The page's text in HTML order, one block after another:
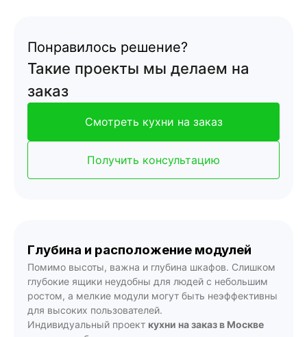
Понравилось решение?
Такие проекты мы делаем на
заказ
Смотреть кухни на заказ
Получить консультацию
Глубина и расположение модулей
Помимо высоты, важна и глубина шкафов. Слишком
глубокие ящики неудобны для людей с небольшим
ростом, а мелкие модули могут быть неэффективны
для высоких пользователей.
Индивидуальный проект кухни на заказ в Москве